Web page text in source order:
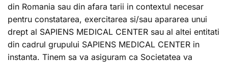
din Romania sau din afara tarii in contextul necesar
pentru constatarea, exercitarea si/sau apararea unui
drept al SAPIENS MEDICAL CENTER sau al altei entitati
din cadrul grupului SAPIENS MEDICAL CENTER in
instanta. Tinem sa va asiguram ca Societatea va